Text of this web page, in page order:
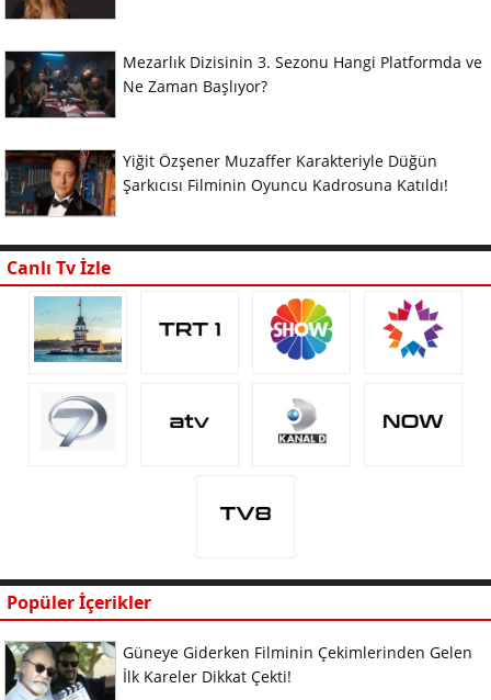
Mezarlık Dizisinin 3. Sezonu Hangi Platformda ve
Ne Zaman Başlıyor?
Yiğit Özşener Muzaffer Karakteriyle Düğün
Şarkıcısı Filminin Oyuncu Kadrosuna Katıldı!
Canlı Tv İzle
Popüler İçerikler
Güneye Giderken Filminin Çekimlerinden Gelen
İlk Kareler Dikkat Çekti!